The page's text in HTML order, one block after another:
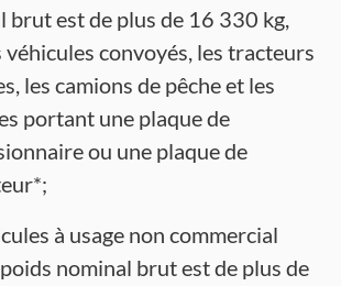
brut est de plus de 16 330 kg,
véhicules convoyés, les tracteurs
les camions de pêche et les
portant une plaque de
ou une plaque de
à usage non commercial
nominal brut est de plus de